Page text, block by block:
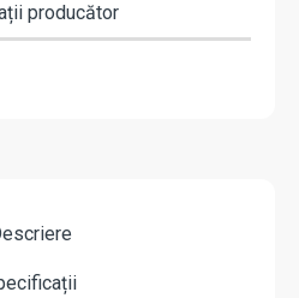
producător